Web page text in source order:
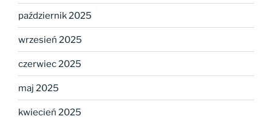
październik 2025
wrzesień 2025
czerwiec 2025
maj 2025
kwiecień 2025